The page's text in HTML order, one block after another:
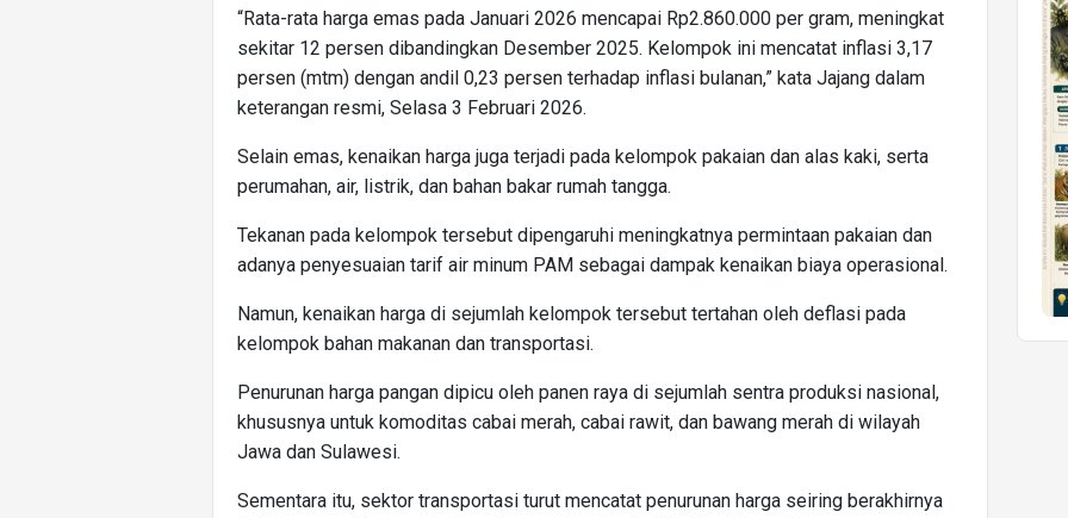
“Rata-rata harga emas pada Januari 2026 mencapai Rp2.860.000 per gram, meningkat
sekitar 12 persen dibandingkan Desember 2025. Kelompok ini mencatat inflasi 3,17
persen (mtm) dengan andil 0,23 persen terhadap inflasi bulanan,” kata Jajang dalam
keterangan resmi, Selasa 3 Februari 2026.
Selain emas, kenaikan harga juga terjadi pada kelompok pakaian dan alas kaki, serta
perumahan, air, listrik, dan bahan bakar rumah tangga.
Tekanan pada kelompok tersebut dipengaruhi meningkatnya permintaan pakaian dan
adanya penyesuaian tarif air minum PAM sebagai dampak kenaikan biaya operasional.
Namun, kenaikan harga di sejumlah kelompok tersebut tertahan oleh deflasi pada
kelompok bahan makanan dan transportasi.
Penurunan harga pangan dipicu oleh panen raya di sejumlah sentra produksi nasional,
khususnya untuk komoditas cabai merah, cabai rawit, dan bawang merah di wilayah
Jawa dan Sulawesi.
Sementara itu, sektor transportasi turut mencatat penurunan harga seiring berakhirnya